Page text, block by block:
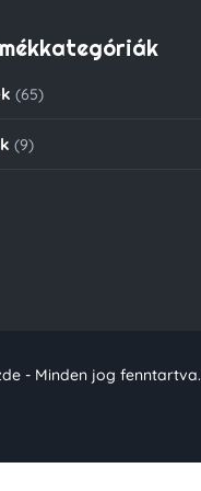
(65)
(9)
- Minden jog fenntartva.